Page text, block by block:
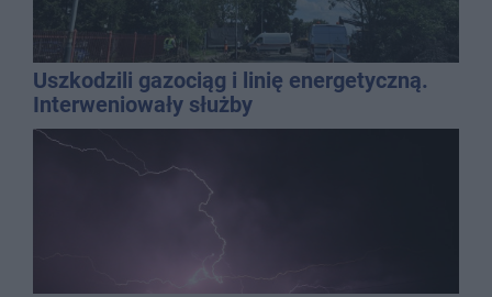
Uszkodzili gazociąg i linię energetyczną.
Interweniowały służby